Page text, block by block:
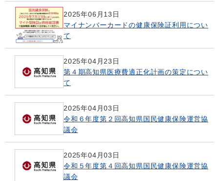
2025年06月13日
マイナンバーカードの健康保険証利用につい
て
2025年04月23日
第４期高知県医療費適正化計画の策定につい
て
2025年04月03日
令和６年度第２回高知県国民健康保険運営協
議会
2025年04月03日
令和５年度第４回高知県国民健康保険運営協
議会